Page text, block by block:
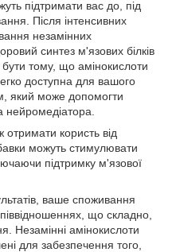
підтримати вас до, під
Після інтенсивних
незамінних
синтез м'язових білків
тому, що амінокислоти
доступна для вашого
який може допомогти
користь від
можуть стимулювати
підтримку м'язової
ваше споживання
що складно,
Незамінні амінокислоти
для забезпечення того,